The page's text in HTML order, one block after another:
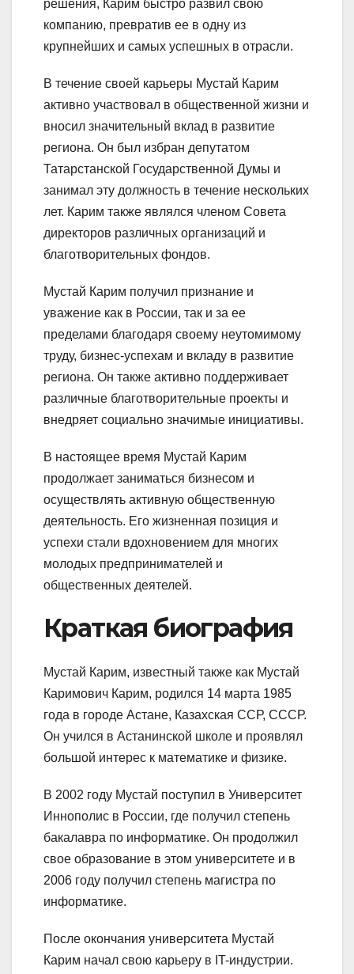
решения, Карим быстро развил свою
компанию, превратив ее в одну из
крупнейших и самых успешных в отрасли.
В течение своей карьеры Мустай Карим
активно участвовал в общественной жизни и
вносил значительный вклад в развитие
региона. Он был избран депутатом
Татарстанской Государственной Думы и
занимал эту должность в течение нескольких
лет. Карим также являлся членом Совета
директоров различных организаций и
благотворительных фондов.
Мустай Карим получил признание и
уважение как в России, так и за ее
пределами благодаря своему неутомимому
труду, бизнес-успехам и вкладу в развитие
региона. Он также активно поддерживает
различные благотворительные проекты и
внедряет социально значимые инициативы.
В настоящее время Мустай Карим
продолжает заниматься бизнесом и
осуществлять активную общественную
деятельность. Его жизненная позиция и
успехи стали вдохновением для многих
молодых предпринимателей и
общественных деятелей.
Краткая биография
Мустай Карим, известный также как Мустай
Каримович Карим, родился 14 марта 1985
года в городе Астане, Казахская ССР, СССР.
Он учился в Астанинской школе и проявлял
большой интерес к математике и физике.
В 2002 году Мустай поступил в Университет
Иннополис в России, где получил степень
бакалавра по информатике. Он продолжил
свое образование в этом университете и в
2006 году получил степень магистра по
информатике.
После окончания университета Мустай
Карим начал свою карьеру в IT-индустрии.